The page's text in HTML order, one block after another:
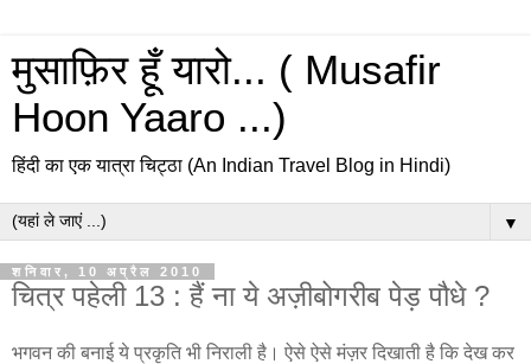
मुसाफ़िर हूँ यारो... ( Musafir
Hoon Yaaro ...)
हिंदी का एक यात्रा चिट्ठा (An Indian Travel Blog in Hindi)
▼
शनिवार, 10 अप्रैल 2010
चित्र पहेली 13 : हैं ना ये अज़ीबोगरीब पेड़ पौधे ?
भगवन की बनाई ये प्रकृति भी निराली है। ऐसे ऐसे मंज़र दिखाती है कि देख कर